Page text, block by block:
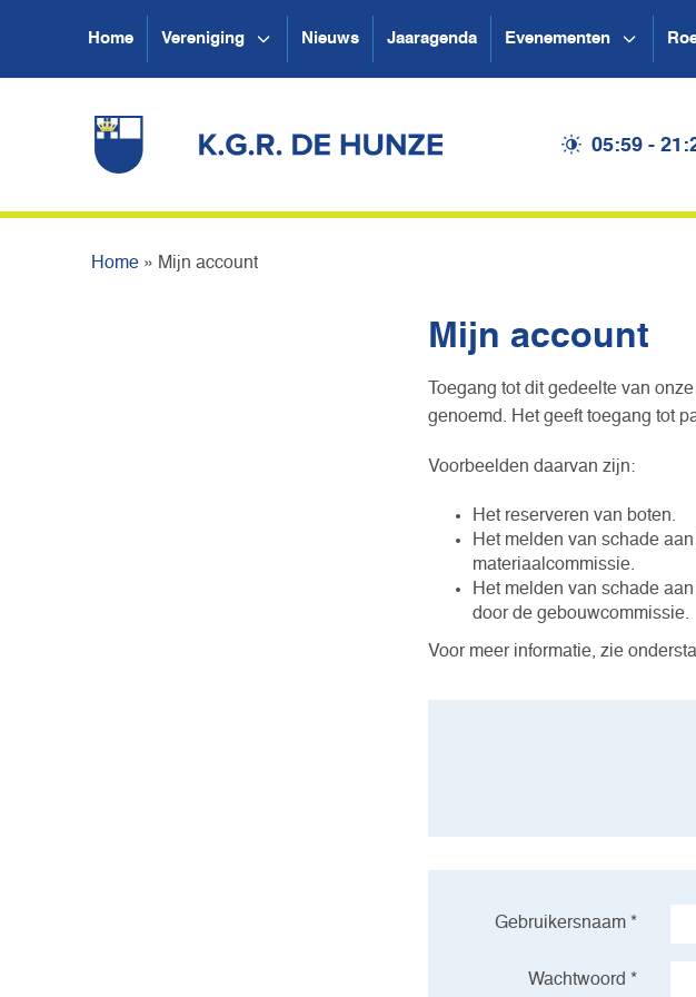
Home Vereniging Nieuws Jaaragenda Evenementen
05:59 -
Home » Mijn account
Mijn account
Toegang tot dit gedeelte van
genoemd. Het geeft toegang tot
Voorbeelden daarvan zijn:
Het reserveren van boten.
Het melden van schade
materiaalcommissie.
Het melden van schade
door de gebouwcommissie.
Voor meer informatie, zie
Gebruikersnaam *
Wachtwoord *